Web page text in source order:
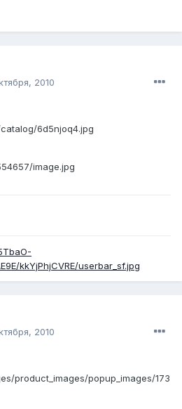
2010
6d5njoq4.jpg
image.jpg
kkYjPhjCVRE/userbar_sf.jpg
2010
product_images/popup_images/173